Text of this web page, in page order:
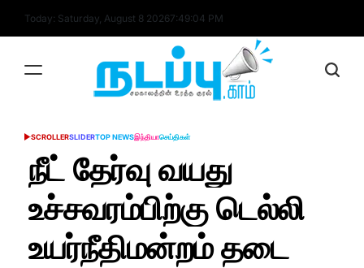
Today: Saturday, August 8 20267:49:04 PM
POSTED
SCROLLERSLIDERTOP NEWSஇந்தியாசெய்திகள்
நீட் தேர்வு வயது
உச்சவரம்பிற்கு டெல்லி
உயர்நீதிமன்றம் தடை